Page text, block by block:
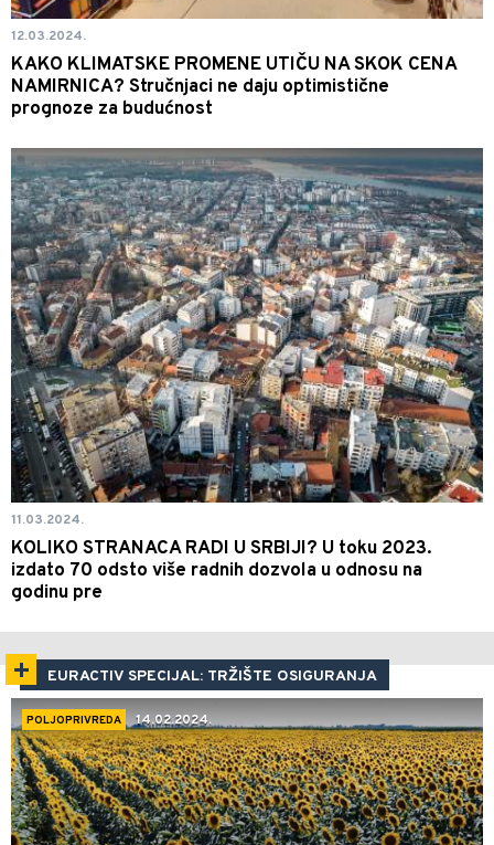
12.03.2024.
KAKO KLIMATSKE PROMENE UTIČU NA SKOK CENA
NAMIRNICA? Stručnjaci ne daju optimistične
prognoze za budućnost
11.03.2024.
KOLIKO STRANACA RADI U SRBIJI? U toku 2023.
izdato 70 odsto više radnih dozvola u odnosu na
godinu pre
EURACTIV SPECIJAL: TRŽIŠTE OSIGURANJA
POLJOPRIVREDA 14.02.2024.